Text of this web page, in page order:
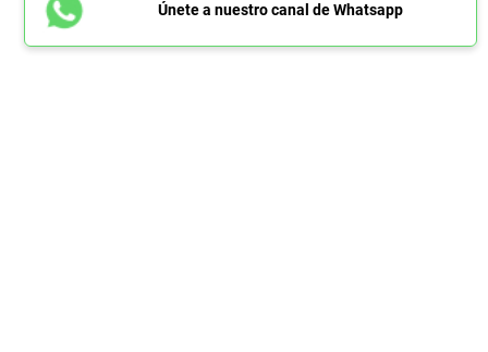
Únete a nuestro canal de Whatsapp